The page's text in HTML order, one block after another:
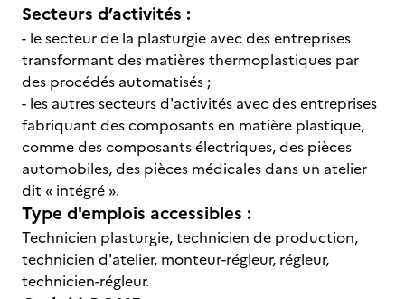
Secteurs d’activités :
- le secteur de la plasturgie avec des entreprises
transformant des matières thermoplastiques par
des procédés automatisés ;
- les autres secteurs d'activités avec des entreprises
fabriquant des composants en matière plastique,
comme des composants électriques, des pièces
automobiles, des pièces médicales dans un atelier
dit « intégré ».
Type d'emplois accessibles :
Technicien plasturgie, technicien de production,
technicien d'atelier, monteur-régleur, régleur,
technicien-régleur.